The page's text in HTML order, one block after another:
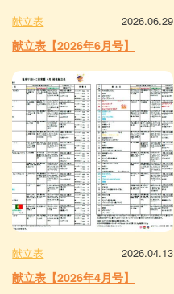
献立表 2026.06.29
献立表【2026年6月号】
献立表 2026.04.13
献立表【2026年4月号】